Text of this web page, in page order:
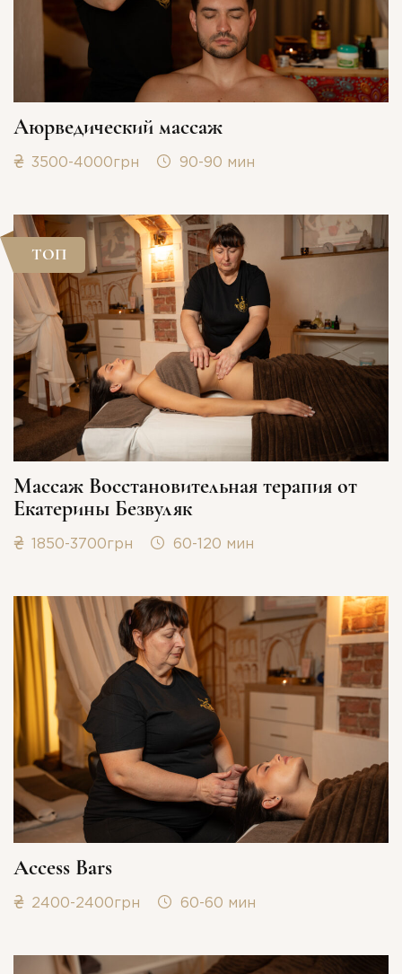
Аюрведический массаж
3500-4000грн 90-90 мин
ТОП
Массаж Восстановительная терапия от
Екатерины Безвуляк
1850-3700грн 60-120 мин
Access Bars
2400-2400грн 60-60 мин
СПАСИБО ЗА ВАШУ